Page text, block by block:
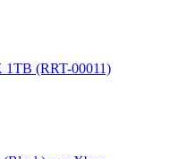
1TB (RRT-00011)